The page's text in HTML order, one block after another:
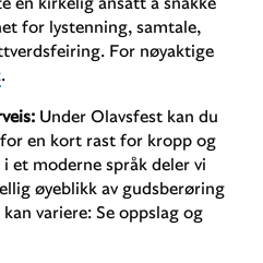
for lystenning, samtale,
For nøyaktige
.
Under Olavsfest kan du
en kort rast for kropp og
et moderne språk deler vi
øyeblikk av gudsberøring
variere: Se oppslag og